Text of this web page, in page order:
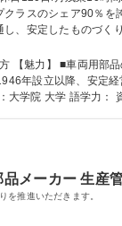
90％を誇る当社にて購
、安定したものづ
・調整 ■製造部からの要
廻
年設立以降、安定
ン「新羽」駅徒歩5分 学歴・資格 学歴：大学院 大学 語
メーカー 生産
を推進いただきます。